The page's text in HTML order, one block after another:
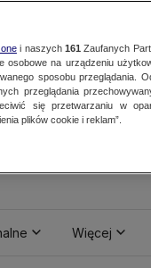
Więcej
i naszych 161 Zaufanych
osobowe na urządzeniu
sposobu przeglądania.
przeglądania
się przetwarzaniu w
plików cookie i reklam”.